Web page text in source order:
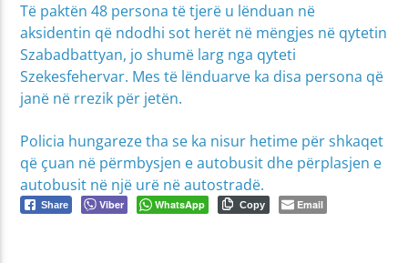
Të paktën 48 persona të tjerë u lënduan në
aksidentin që ndodhi sot herët në mëngjes në qytetin
Szabadbattyan, jo shumë larg nga qyteti
Szekesfehervar. Mes të lënduarve ka disa persona që
janë në rrezik për jetën.
Policia hungareze tha se ka nisur hetime për shkaqet
që çuan në përmbysjen e autobusit dhe përplasjen e
autobusit në një urë në autostradë.
Share Viber WhatsApp Copy Email